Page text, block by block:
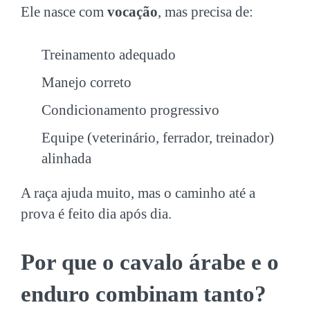
Ele nasce com vocação, mas precisa de:
Treinamento adequado
Manejo correto
Condicionamento progressivo
Equipe (veterinário, ferrador, treinador)
alinhada
A raça ajuda muito, mas o caminho até a
prova é feito dia após dia.
Por que o cavalo árabe e o
enduro combinam tanto?